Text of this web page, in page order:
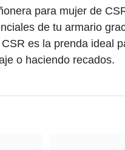
para mujer de
de tu armario
es la prenda ideal
o haciendo recados.